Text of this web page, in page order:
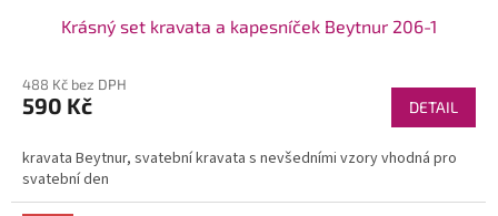
Krásný set kravata a kapesníček Beytnur 206-1
488 Kč bez DPH
590 Kč DETAIL
kravata Beytnur, svatební kravata s nevšedními vzory vhodná pro
svatební den